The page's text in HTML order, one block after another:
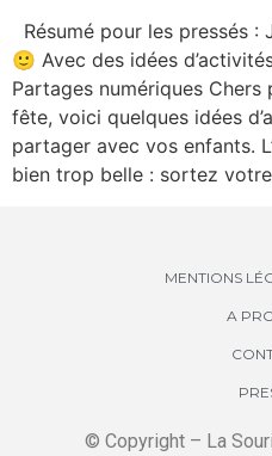
Résumé pour les pressés :
🙂 Avec des idées
Partages numériques
fête, voici quelques idées
partager avec vos enfants.
bien trop belle : sortez
MENTIONS
A
© Copyright – La